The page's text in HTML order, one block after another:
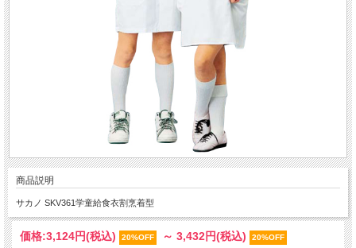
商品説明
サカノ SKV361学童給食衣割烹着型
価格:3,124円(税込) 20%OFF ～ 3,432円(税込) 20%OFF